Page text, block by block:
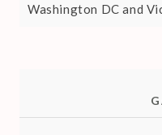
Washington DC and